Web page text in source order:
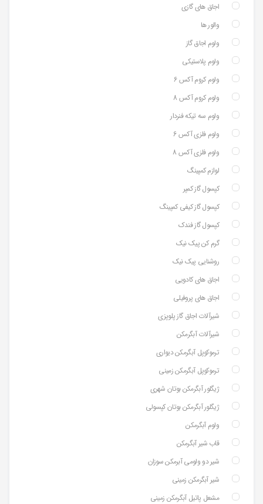
اجاق های گازی
والور ها
ولوم اجاق گاز
ولوم پلاستیکی
ولوم کروم آکس 6
ولوم کروم آکس 8
ولوم سه تیکه فنردار
ولوم فلزی آکس 6
ولوم فلزی آکس 8
لوازم کمپینگ
کپسول گاز کمپر
کپسول گاز کیفی کمپینگ
کپسول گاز فندک
گرم کن پیک نیک
روشنایی پیک نیک
اجاق های کادویی
اجاق های پروفیلی
شیرآلات اجاق گاز پلوپزی
شیرآلات آبگرمکن
ترموکوپل آبگرمکن دیواری
ترموکوپل آبگرمکن زمینی
ژیگلور آبگرمکن بوتان شهری
ژیگلور آبگرمکن بوتان کپسولی
ولوم آبگرمکن
قاب شیر آبگرمکن
شیر دو ولومی آبرمکن سوزان
شیر آبگرمکن زمینی
مشعل پاتیل آبگرمکن زمینی